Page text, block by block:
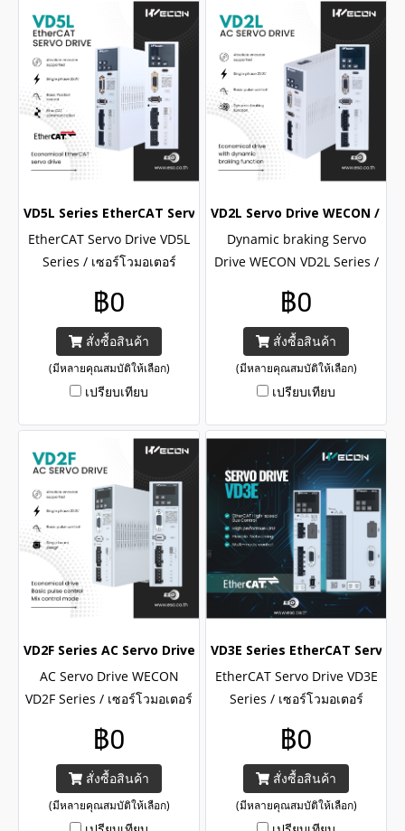
VD5L Series EtherCAT Servo Drive / เซอร์โวไดรฟ์อุตสาหกรรม
EtherCAT Servo Drive VD5L
Series / เซอร์โวมอเตอร์
Series , แรงดันใช้งาน 1
Phase 220V/ 3 Phase 380V ,
พิกัดกระแส 3..14A
฿0
สั่งซื้อสินค้า
(มีหลายคุณสมบัติให้เลือก)
เปรียบเทียบ
VD2L Servo Drive WECON / เซ
Dynamic braking Servo
Drive WECON VD2L Series /
แบรนด์ WECON ราคาประหยัด
, แรงดันใช้งาน 1 Phase 220V
, พิกัดกระแส 10..14A
฿0
สั่งซื้อสินค้า
(มีหลายคุณสมบัติให้เลือก)
เปรียบเทียบ
VD2F Series AC Servo Drive WECON / เซอร์โวไดรฟ์อุตสาหกรรม
AC Servo Drive WECON
VD2F Series / เซอร์โวมอเตอร์
ราคาประหยัด , แรงดันใช้งาน
1 Phase 220V , พิกัดกระแส
10..14A
฿0
สั่งซื้อสินค้า
(มีหลายคุณสมบัติให้เลือก)
VD3E Series EtherCAT Servo
EtherCAT Servo Drive VD3E
Series / เซอร์โวมอเตอร์
Series , แรงดันใช้งาน 1
Phase 220V/ 3 Phase 380V ,
พิกัดกระแส 10..50A
฿0
สั่งซื้อสินค้า
(มีหลายคุณสมบัติให้เลือก)